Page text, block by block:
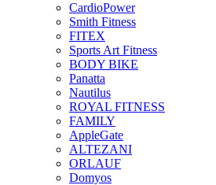
CardioPower
Smith Fitness
FITEX
Sports Art Fitness
BODY BIKE
Panatta
Nautilus
ROYAL FITNESS
FAMILY
AppleGate
ALTEZANI
ORLAUF
Domyos